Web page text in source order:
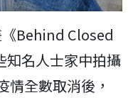
Behind Closed
知名人士家中拍攝
情全數取消後，